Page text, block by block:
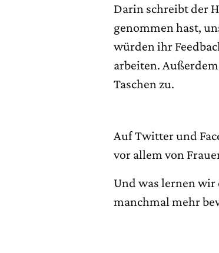
Darin schreibt der
genommen hast,
würden ihr
arbeiten.
Taschen zu.
Auf Twitter und
vor allem von
Und was lernen wir
manchmal mehr